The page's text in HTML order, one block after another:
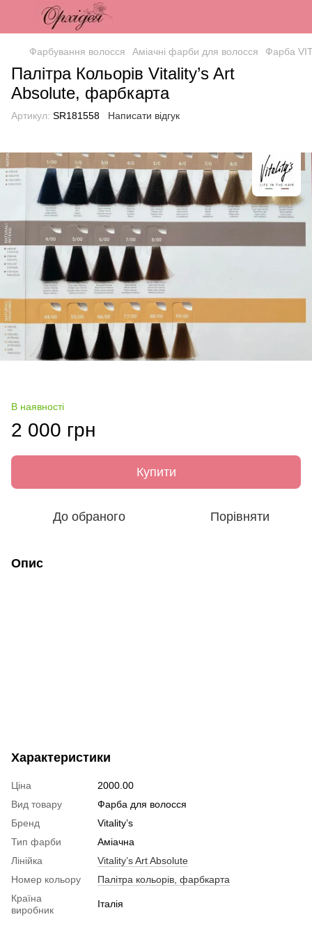
Фарбування волосся Аміачні фарби для волосся Фарба
Палітра Кольорів Vitality’s Art
Absolute, фарбкарта
Артикул: SR181558 Написати відгук
В наявності
2 000 грн
Купити
До обраного Порівняти
Опис
Характеристики
Ціна
2000.00
Вид товару
Фарба для волосся
Бренд
Vitality’s
Тип фарби
Аміачна
Лінійка
Vitality’s Art Absolute
Номер кольору
Палітра кольорів, фарбкарта
Країна
виробник
Італія